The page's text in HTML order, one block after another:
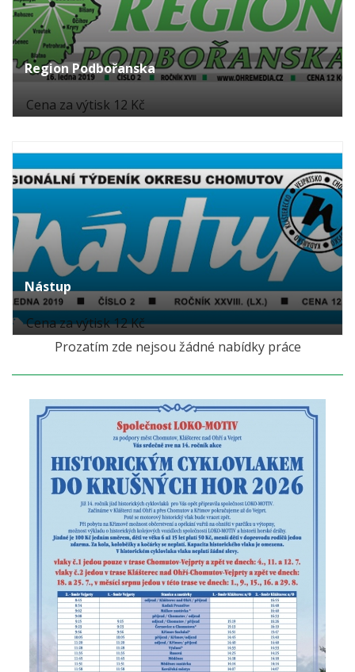
Region Podbořanska
Cena za výtisk 12 Kč
Nástup
Cena za výtisk 12 Kč
Prozatím zde nejsou žádné nabídky práce